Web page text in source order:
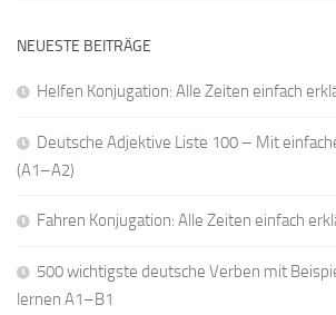
NEUESTE BEITRÄGE
Helfen Konjugation: Alle Zeiten einfach
Deutsche Adjektive Liste 100 – Mit
(A1–A2)
Fahren Konjugation: Alle Zeiten einfach
500 wichtigste deutsche Verben mit
lernen A1–B1